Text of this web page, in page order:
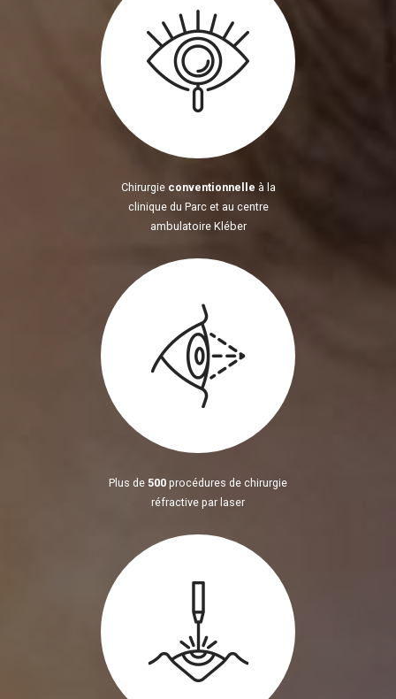
Chirurgie conventionnelle à la
clinique du Parc et au centre
ambulatoire Kléber
Plus de 500 procédures de chirurgie
réfractive par laser